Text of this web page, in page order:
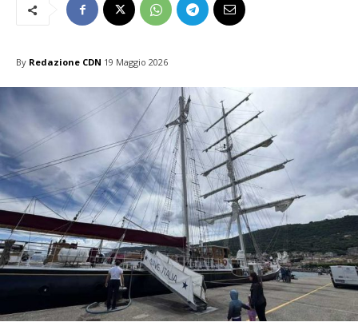
By Redazione CDN 19 Maggio 2026